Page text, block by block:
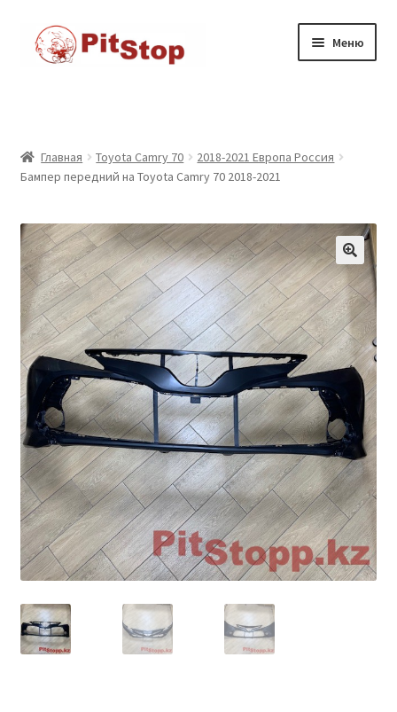
содержимому
Перейти
Перейти
Меню
Каталог товаров
Контакты
Корзина
Мой аккаунт
Оформление заказа
Условия оплаты
Главная Toyota Camry 70
2018-2021 Европа Россия
Бампер передний на Toyota Camry 70 2018-2021